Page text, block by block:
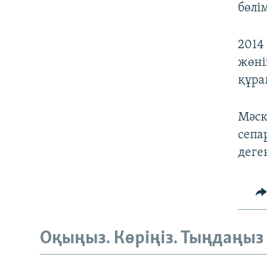
Оқыңыз. Көріңіз. Тыңдаңыз